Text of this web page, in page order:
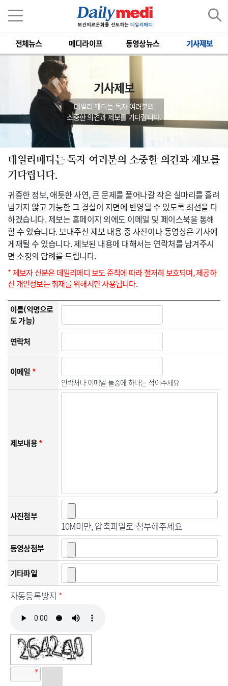
전체뉴스 메디라이프 동영상뉴스 기사제보
기사제보
데일리 메디는 독자 여러분의
소중한 의견과 제보를 기다립니다.
데일리메디는 독자 여러분의 소중한 의견과 제보를
기다립니다.
귀중한 정보, 애틋한 사연, 큰 문제를 풀어나갈 작은 실마리를 흘려
넘기지 않고 가능한 그 결실이 지면에 반영될 수 있도록 최선을 다
하겠습니다. 제보는 홈페이지 외에도 이메일 및 페이스북을 통해
할 수 있습니다. 보내주신 제보 내용 중 사진이나 동영상은 기사에
게재될 수 있습니다. 제보된 내용에 대해서는 연락처를 남겨주시
면 소정의 답례를 드립니다.
* 제보자 신분은 데일리메디 보도 준칙에 따라 철저히 보호되며, 제공하
신 개인정보는 취재를 위해서만 사용됩니다.
이름(익명으로
도 가능)
연락처
이메일*
연락처나 이메일 둘중에 하나는 적어주세요
제보내용*
사진첨부
10M미만, 압축파일로 첨부해주세요
동영상첨부
기타파일
자동등록방지 *